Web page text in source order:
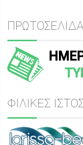
ΦΙΛΙΚΕΣ